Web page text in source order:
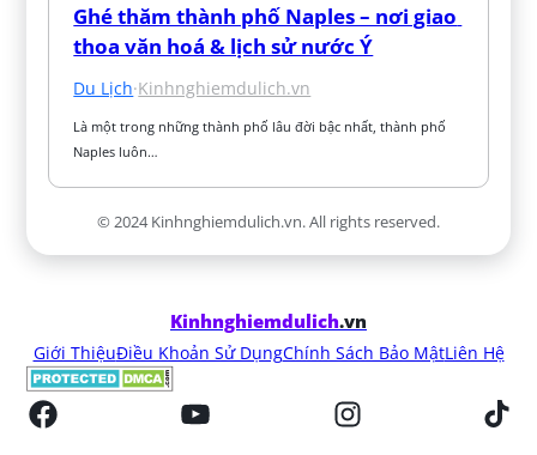
Ghé thăm thành phố Naples – nơi giao
thoa văn hoá & lịch sử nước Ý
Du Lịch·Kinhnghiemdulich.vn
Là một trong những thành phố lâu đời bậc nhất, thành phố
Naples luôn…
© 2024 Kinhnghiemdulich.vn. All rights reserved.
Kinhnghiemdulich.vn
Giới ThiệuĐiều Khoản Sử DụngChính Sách Bảo MậtLiên Hệ